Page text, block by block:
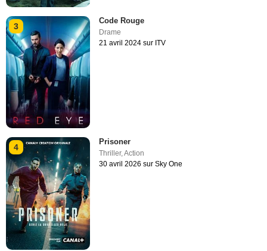
3
Code Rouge
Drame
21 avril 2024 sur ITV
4
Prisoner
Thriller,Action
30 avril 2026 sur Sky One